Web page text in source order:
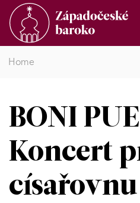
Home
BONI
Koncert
císařovnu